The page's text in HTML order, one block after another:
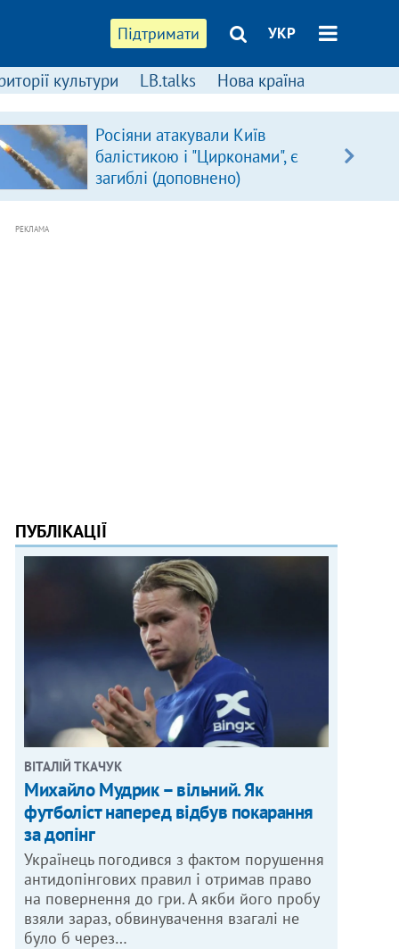
Підтримати УКР
культури LB.talks Нова країна
Росіяни атакували Київ
балістикою і "Цирконами", є
загиблі (доповнено)
РЕКЛАМА
ПУБЛІКАЦІЇ
ВІТАЛІЙ ТКАЧУК
Михайло Мудрик – вільний. Як
футболіст наперед відбув покарання
за допінг
Українець погодився з фактом порушення
антидопінгових правил і отримав право
на повернення до гри. А якби його пробу
взяли зараз, обвинувачення взагалі не
було б через…